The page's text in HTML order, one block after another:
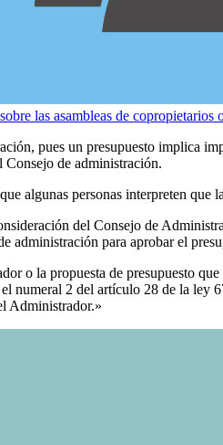
las asambleas de
pues un presupuesto implica
Consejo de administración.
algunas personas interpreten
del Consejo de
administración para aprobar el
o la propuesta de presupuesto
numeral 2 del artículo 28 de la
Administrador.»